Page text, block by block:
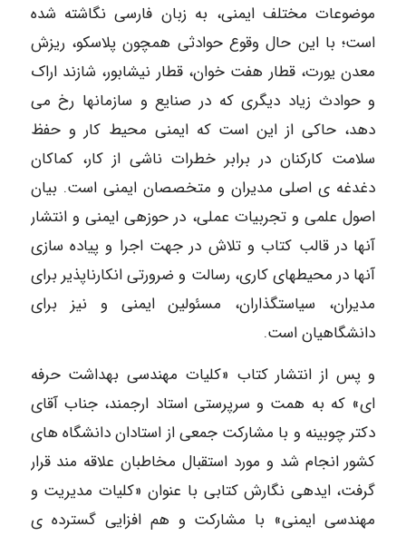
موضوعات مختلف ایمنی، به زبان فارسی نگاشته شده
است؛ با این حال وقوع حوادثی همچون پلاسکو، ریزش
معدن یورت، قطار هفت خوان، قطار نیشابور، شازند اراک
و حوادث زیاد دیگری که در صنایع و سازمانها رخ می
دهد، حاکی از این است که ایمنی محیط کار و حفظ
سلامت کارکنان در برابر خطرات ناشی از کار، کماکان
دغدغه ی اصلی مدیران و متخصصان ایمنی است. بیان
اصول علمی و تجربیات عملی، در حوزهی ایمنی و انتشار
آنها در قالب کتاب و تلاش در جهت اجرا و پیاده سازی
آنها در محیطهای کاری، رسالت و ضرورتی انکارناپذیر برای
مدیران، سیاستگذاران، مسئولین ایمنی و نیز برای
دانشگاهیان است.
و پس از انتشار کتاب «کلیات مهندسی بهداشت حرفه
ای» که به همت و سرپرستی استاد ارجمند، جناب آقای
دکتر چوبینه و با مشارکت جمعی از استادان دانشگاه های
کشور انجام شد و مورد استقبال مخاطبان علاقه مند قرار
گرفت، ایدهی نگارش کتابی با عنوان «کلیات مدیریت و
مهندسی ایمنی» با مشارکت و هم افزایی گسترده ی